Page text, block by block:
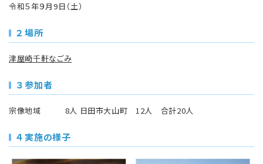
令和５年９月9日（土）
２ 場所
津屋崎千軒なごみ
３ 参加者
宗像地域 8人 日田市大山町 12人 合計20人
４ 実施の様子